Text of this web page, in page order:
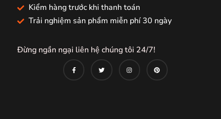
Kiểm hàng trước khi thanh toán
Trải nghiệm sản phẩm miễn phí 30 ngày
Đừng ngần ngại liên hệ chúng tôi 24/7!